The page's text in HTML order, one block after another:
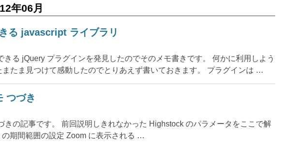
年06月
る javascript ライブラリ
きる jQuery プラグインを発見したのでそのメモ書きです。 何かに利用しよう
またま見つけて感動したのでとりあえず書いておきます。 プラグインは …
つづき
きの記事です。 前回説明しきれなかった Highstock のパラメータをここで解
期間範囲の設定 Zoom に表示される …